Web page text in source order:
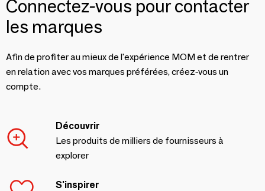
Connectez-vous pour contacter
les marques
Afin de profiter au mieux de l'expérience MOM et de rentrer
en relation avec vos marques préférées, créez-vous un
compte.
Découvrir
Les produits de milliers de fournisseurs à
explorer
S'inspirer